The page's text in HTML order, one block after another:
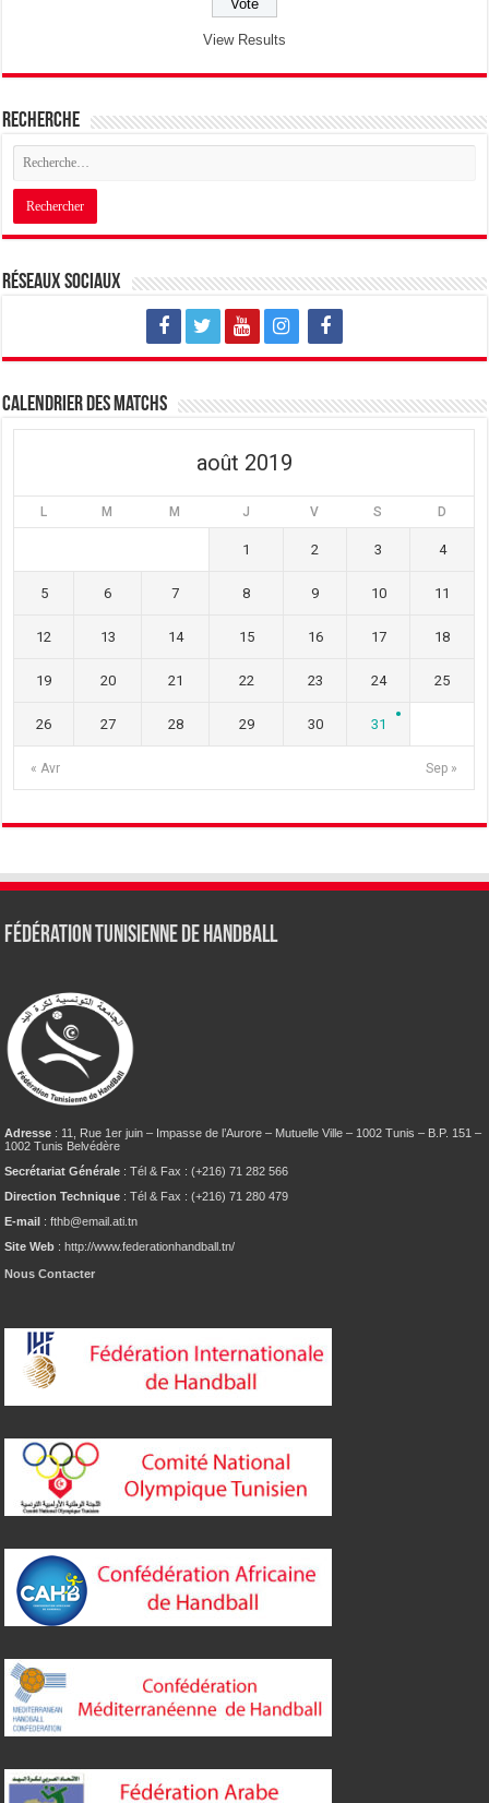
View Results
Recherche
Réseaux sociaux
Calendrier des matchs
août 2019
L M M J V S D
« Avr Sep »
1 2 3 4
5 6 7 8 9 10 11
12 13 14 15 16 17 18
19 20 21 22 23 24 25
26 27 28 29 30 31
Fédération tunisienne de Handball
Adresse : 11, Rue 1er juin – Impasse de l’Aurore – Mutuelle Ville – 1002 Tunis – B.P. 151 –
1002 Tunis Belvédère
Secrétariat Générale : Tél & Fax : (+216) 71 282 566
Direction Technique : Tél & Fax : (+216) 71 280 479
E-mail : fthb@email.ati.tn
Site Web : http://www.federationhandball.tn/
Nous Contacter